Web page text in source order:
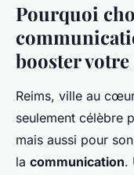
Pourquoi
booster
Reims, ville au
seulement célèbre
mais aussi pour
la communication.